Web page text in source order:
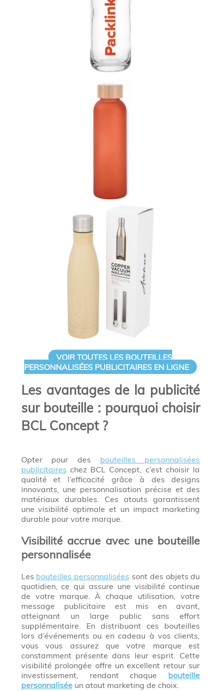
VOIR TOUTES LES BOUTEILLES
PERSONNALISÉES PUBLICITAIRES EN LIGNE
Les avantages de la publicité
sur bouteille : pourquoi choisir
BCL Concept ?
Opter pour des bouteilles personnalisées
publicitaires chez BCL Concept, c’est choisir la
qualité et l’efficacité grâce à des designs
innovants, une personnalisation précise et des
matériaux durables. Ces atouts garantissent
une visibilité optimale et un impact marketing
durable pour votre marque.
Visibilité accrue avec une bouteille
personnalisée
Les bouteilles personnalisées sont des objets du
quotidien, ce qui assure une visibilité continue
de votre marque. À chaque utilisation, votre
message publicitaire est mis en avant,
atteignant un large public sans effort
supplémentaire. En distribuant ces bouteilles
lors d’événements ou en cadeau à vos clients,
vous vous assurez que votre marque est
constamment présente dans leur esprit. Cette
visibilité prolongée offre un excellent retour sur
investissement, rendant chaque bouteille
personnaliséeun atout marketing de choix.